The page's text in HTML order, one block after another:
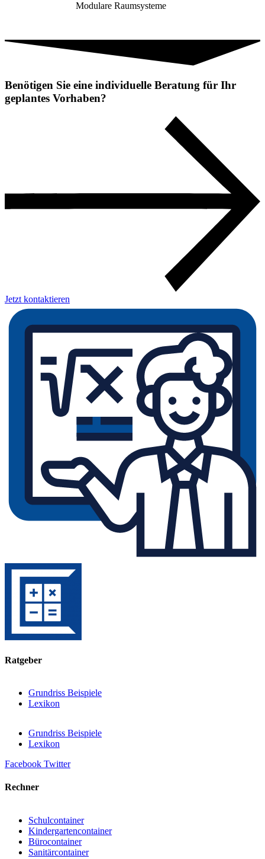
Modulare Raumsysteme
Benötigen Sie eine individuelle Beratung für Ihr
geplantes Vorhaben?
Jetzt kontaktieren
Ratgeber
Grundriss Beispiele
Lexikon
Grundriss Beispiele
Lexikon
Facebook Twitter
Rechner
Schulcontainer
Kindergartencontainer
Bürocontainer
Sanitärcontainer